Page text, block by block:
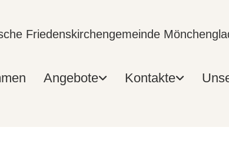
Friedenskirchengemeinde
Angebote Kontakte